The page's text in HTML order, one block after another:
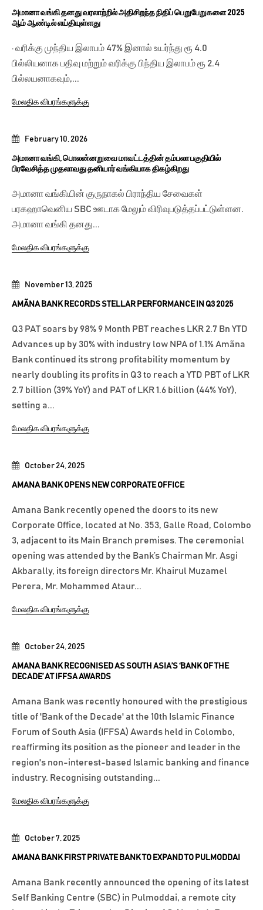
October 7, 2025
AMANA BANK FIRST PRIVATE BANK TO EXPAND TO PULMODDAI
Amana Bank recently announced the opening of its latest
Self Banking Centre (SBC) in Pulmoddai, a remote city
October 24, 2025
AMANA BANK RECOGNISED AS SOUTH ASIA’S ‘BANK OF THE
DECADE’ AT IFFSA AWARDS
Amana Bank was recently honoured with the prestigious
title of 'Bank of the Decade' at the 10th Islamic Finance
Forum of South Asia (IFFSA) Awards held in Colombo,
reaffirming its position as the pioneer and leader in the
region's non-interest-based Islamic banking and finance
industry. Recognising outstanding...
மேலதிக விபரங்களுக்கு
October 24, 2025
AMANA BANK OPENS NEW CORPORATE OFFICE
Amana Bank recently opened the doors to its new
Corporate Office, located at No. 353, Galle Road, Colombo
3, adjacent to its Main Branch premises. The ceremonial
opening was attended by the Bank’s Chairman Mr. Asgi
Akbarally, its foreign directors Mr. Khairul Muzamel
Perera, Mr. Mohammed Ataur...
மேலதிக விபரங்களுக்கு
November 13, 2025
AMÃNA BANK RECORDS STELLAR PERFORMANCE IN Q3 2025
Q3 PAT soars by 98% 9 Month PBT reaches LKR 2.7 Bn YTD
Advances up by 30% with industry low NPA of 1.1% Amãna
Bank continued its strong profitability momentum by
nearly doubling its profits in Q3 to reach a YTD PBT of LKR
2.7 billion (39% YoY) and PAT of LKR 1.6 billion (44% YoY),
setting a...
மேலதிக விபரங்களுக்கு
February 10, 2026
அமானா வங்கி, பொலன்னறுவை மாவட்டத்தின் தம்பலா பகுதியில்
பிரவேசித்த முதலாவது தனியார் வங்கியாக திகழ்கிறது
அமானா வங்கியின் குருநாகல் பிராந்திய சேவைகள்
பரகஹாவெனிய SBC ஊடாக மேலும் விரிவுபடுத்தப்பட்டுள்ளன.
அமானா வங்கி தனது...
மேலதிக விபரங்களுக்கு
அமானா வங்கி தனது வரலாற்றில் அதிசிறந்த நிதிப் பெறுபேறுகளை 2025
ஆம் ஆண்டில் எய்தியுள்ளது
· வரிக்கு முந்திய இலாபம் 47% இனால் உயர்ந்து ரூ 4.0
பில்லியனாக பதிவு மற்றும் வரிக்கு பிந்திய இலாபம் ரூ 2.4
பில்லயனாகவும்,...
மேலதிக விபரங்களுக்கு